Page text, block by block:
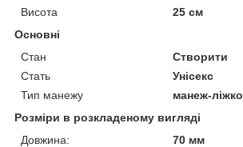
Висота
25 см
Основні
Стан
Створити
Стать
Унісекс
Тип манежу
манеж-ліжко
Розміри в розкладеному вигляді
Довжина:
70 мм